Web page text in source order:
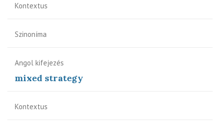
Kontextus
Szinoníma
Angol kifejezés
mixed strategy
Kontextus